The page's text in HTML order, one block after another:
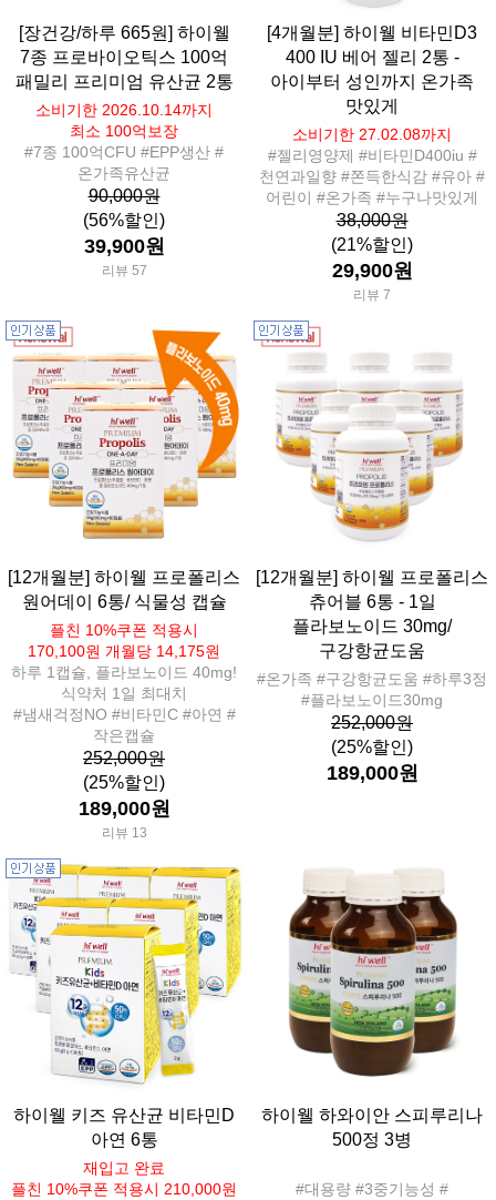
[장건강/하루 665원] 하이웰
7종 프로바이오틱스 100억
패밀리 프리미엄 유산균 2통
소비기한 2026.10.14까지
최소 100억보장
#7종 100억CFU #EPP생산 #
온가족유산균
90,000원
(56%할인)
39,900원
리뷰 57
[4개월분] 하이웰 비타민D3
400 IU 베어 젤리 2통 -
아이부터 성인까지 온가족
맛있게
소비기한 27.02.08까지
#젤리영양제 #비타민D400iu #
천연과일향 #쫀득한식감 #유아 #
어린이 #온가족 #누구나맛있게
38,000원
(21%할인)
29,900원
리뷰 7
[12개월분] 하이웰 프로폴리스
원어데이 6통/ 식물성 캡슐
플친 10%쿠폰 적용시
170,100원 개월당 14,175원
하루 1캡슐, 플라보노이드 40mg!
식약처 1일 최대치
#냄새걱정NO #비타민C #아연 #
작은캡슐
252,000원
(25%할인)
189,000원
리뷰 13
[12개월분] 하이웰 프로폴리스
츄어블 6통 - 1일
플라보노이드 30mg/
구강항균도움
#온가족 #구강항균도움 #하루3정
#플라보노이드30mg
252,000원
(25%할인)
189,000원
하이웰 키즈 유산균 비타민D
아연 6통
재입고 완료
플친 10%쿠폰 적용시 210,000원
하이웰 하와이안 스피루리나
500정 3병
#대용량 #3중기능성 #